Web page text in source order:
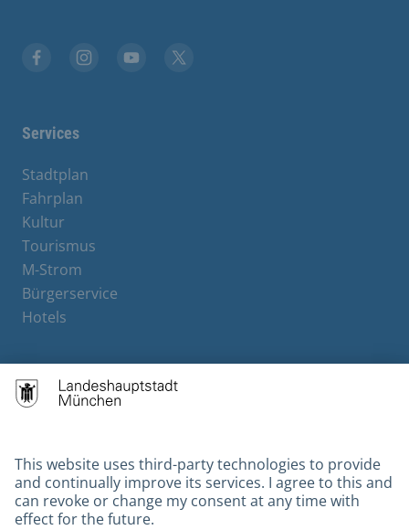
Services
Stadtplan
Fahrplan
Kultur
Tourismus
M-Strom
Bürgerservice
Hotels
Contact
Gebärdensprache
Datenschutz
Kontakt